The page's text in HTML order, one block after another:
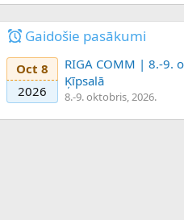
Gaidošie pasākumi
Oct 8
2026
RIGA COMM | 8.-9.
Ķīpsalā
8.-9. oktobris, 2026.